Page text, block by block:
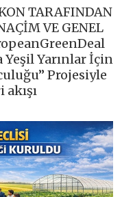
TARAFINDAN
VE GENEL
Yarınlar İçin
Projesiyle